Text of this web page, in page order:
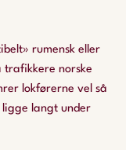
rumensk eller
trafikkere norske
lokførerne vel så
langt under